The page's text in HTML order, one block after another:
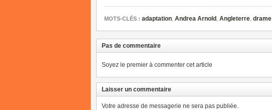
MOTS-CLÉS : adaptation, Andrea Arnold , Angleterre, drame
Pas de commentaire
Soyez le premier à commenter cet article
Laisser un commentaire
Votre adresse de messagerie ne sera pas publiée.